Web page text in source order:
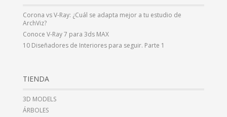
Corona vs V-Ray: ¿Cuál se adapta mejor a tu estudio de
ArchViz?
Conoce V-Ray 7 para 3ds MAX
10 Diseñadores de Interiores para seguir. Parte 1
TIENDA
3D MODELS
ÁRBOLES